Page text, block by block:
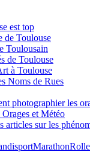
est top
de Toulouse
Toulousain
de Toulouse
à Toulouse
Noms de Rues
photographier les
et Météo
articles sur les
Marathon